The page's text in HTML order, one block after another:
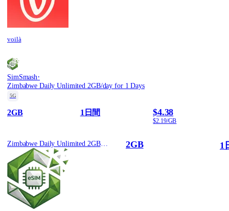
voilà
SimSmash·
Zimbabwe Daily Unlimited 2GB/day for 1 Days
5G
2GB 1日間 $4.38
$2.19/GB
Zimbabwe Daily Unlimited 2GB/day for 1 Days 2GB 1